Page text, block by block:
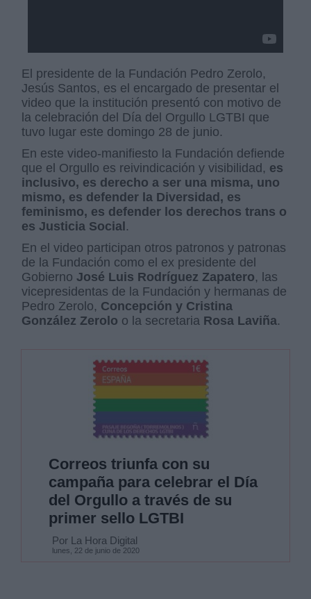
El presidente de la Fundación Pedro Zerolo,
Jesús Santos, es el encargado de presentar el
video que la institución presentó con motivo de
la celebración del Día del Orgullo LGTBI que
tuvo lugar este domingo 28 de junio.
En este video-manifiesto la Fundación defiende
que el Orgullo es reivindicación y visibilidad, es
inclusivo, es derecho a ser una misma, uno
mismo, es defender la Diversidad, es
feminismo, es defender los derechos trans o
es Justicia Social .
En el video participan otros patronos y patronas
de la Fundación como el ex presidente del
Gobierno José Luis Rodríguez Zapatero, las
vicepresidentas de la Fundación y hermanas de
Pedro Zerolo, Concepción y Cristina
González Zerolo o la secretaria Rosa Laviña.
Correos triunfa con su
campaña para celebrar el Día
del Orgullo a través de su
primer sello LGTBI
Por La Hora Digital
lunes, 22 de junio de 2020